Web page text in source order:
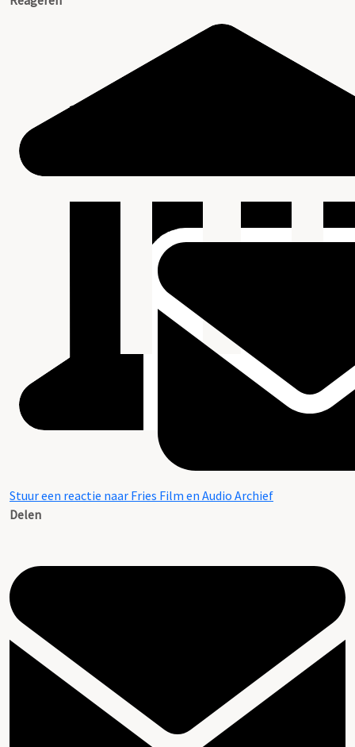
Stuur een reactie naar Fries Film en Audio Archief
Delen